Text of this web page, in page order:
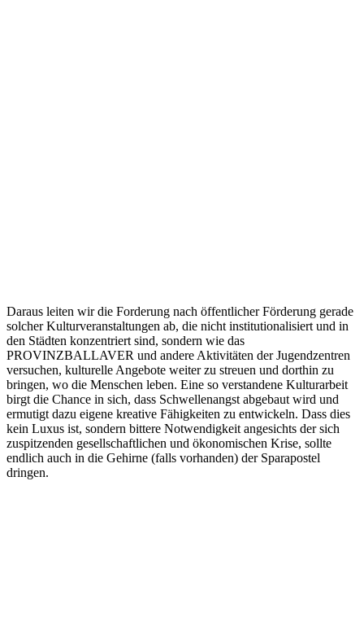
Daraus leiten wir die Forderung nach öffentlicher Förderung gerade
solcher Kulturveranstaltungen ab, die nicht institutionalisiert und in
den Städten konzentriert sind, sondern wie das
PROVINZBALLAVER und andere Aktivitäten der Jugendzentren
versuchen, kulturelle Angebote weiter zu streuen und dorthin zu
bringen, wo die Menschen leben. Eine so verstandene Kulturarbeit
birgt die Chance in sich, dass Schwellenangst abgebaut wird und
ermutigt dazu eigene kreative Fähigkeiten zu entwickeln. Dass dies
kein Luxus ist, sondern bittere Notwendigkeit angesichts der sich
zuspitzenden gesellschaftlichen und ökonomischen Krise, sollte
endlich auch in die Gehirne (falls vorhanden) der Sparapostel
dringen.